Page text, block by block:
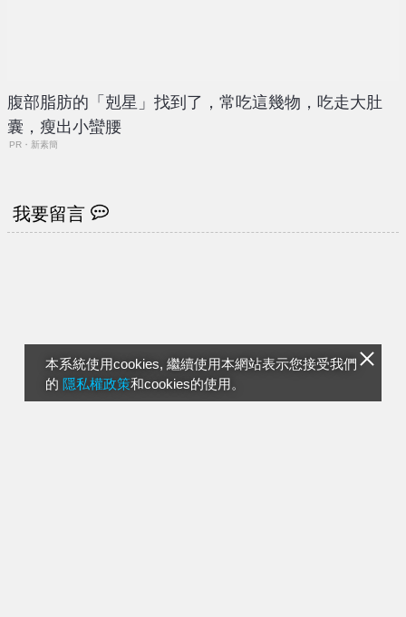
本系統使用cookies, 繼續使用本網站表示您接受我們
的 隱私權政策和cookies的使用。
腹部脂肪的「剋星」找到了，常吃這幾物，吃走大肚
囊，瘦出小蠻腰
PR・新素簡
我要留言